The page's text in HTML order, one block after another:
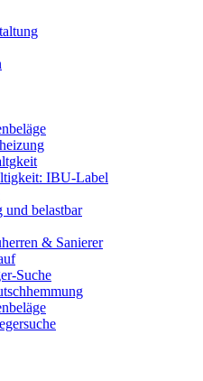
IBU-Label
belastbar
& Sanierer
Suche